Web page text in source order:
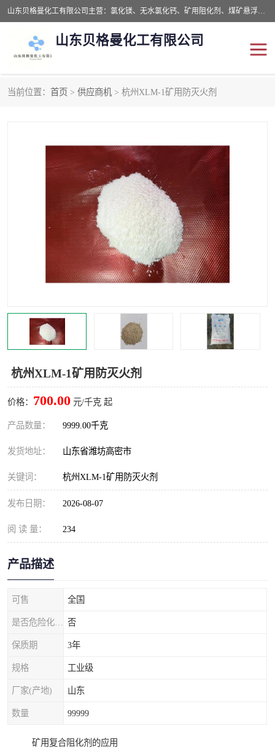
山东贝格曼化工有限公司主营：氯化镁、无水氯化钙、矿用阻化剂、煤矿悬浮剂、道路抑尘剂、氢氧化镁，防灭火剂等，公司位于山东省潍坊市滨海经济开发区,是专业从事对各种精细化工集研究、开发、制造于一体的现代化大型跨境化工企业，公司本着诚信经营、给每一位客户提供专业服务。
山东贝格曼化工有限公司
当前位置： 首页 > 供应商机 > 杭州XLM-1矿用防灭火剂
杭州XLM-1矿用防灭火剂
价格： 700.00 元/千克 起
产品数量： 9999.00千克
发货地址： 山东省潍坊高密市
关键词： 杭州XLM-1矿用防灭火剂
发布日期： 2026-08-07
阅 读 量： 234
产品描述
可售 全国
否
保质期 3年
规格 工业级
厂家(产地) 山东
数量 99999
矿用复合阻化剂的应用
抑尘剂